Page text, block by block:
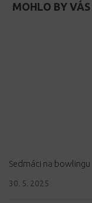
MOHLO BY
Sedmáci na bowlingu
30. 5. 2025